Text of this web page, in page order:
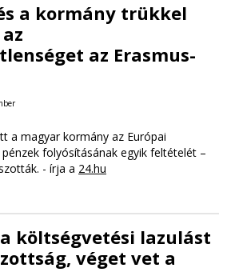
a kormány trükkel
az Erasmus-
a magyar kormány az Európai
folyósításának egyik feltételét –
- írja a 24.hu
költségvetési lazulást
véget vet a